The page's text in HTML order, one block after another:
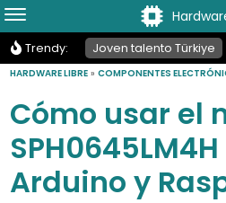
Trendy: Joven talento Türkiye
HARDWARE LIBRE »COMPONENTES
Cómo usar el
Arduino y